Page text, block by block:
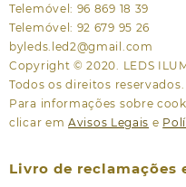
Telemóvel: 96 869 18 39
Telemóvel: 92 679 95 26
byleds.led2@gmail.com
Copyright © 2020. LEDS
Todos os direitos reservados.
Para informações sobre
clicar em Avisos Legais e
Livro de reclamações